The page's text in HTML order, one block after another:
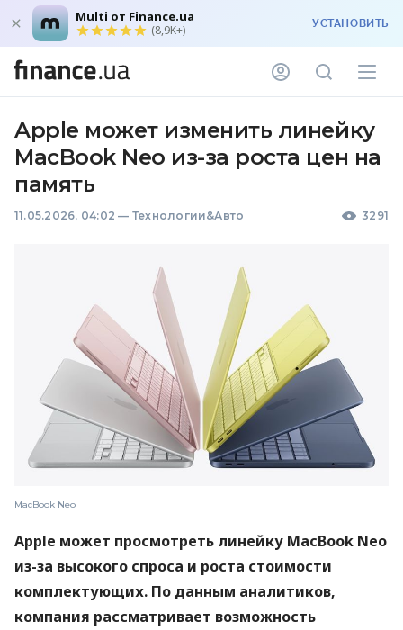
Multi от Finance.ua
(8,9K+) УСТАНОВИТЬ
Apple может изменить линейку
MacBook Neo из-за роста цен на
память
11.05.2026, 04:02 — Технологии&Авто 3291
MacBook Neo
Apple может просмотреть линейку MacBook Neo
из-за высокого спроса и роста стоимости
комплектующих. По данным аналитиков,
компания рассматривает возможность